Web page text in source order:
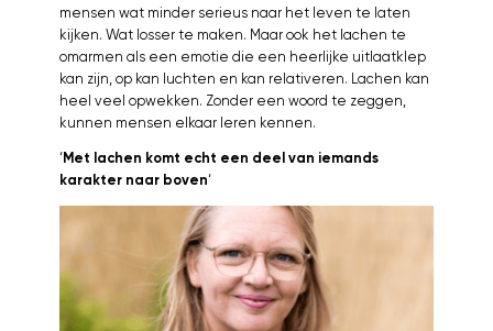
mensen wat minder serieus naar het leven te laten
kijken. Wat losser te maken. Maar ook het lachen te
omarmen als een emotie die een heerlijke uitlaatklep
kan zijn, op kan luchten en kan relativeren. Lachen kan
heel veel opwekken. Zonder een woord te zeggen,
kunnen mensen elkaar leren kennen.
‘Met lachen komt echt een deel van iemands
karakter naar boven‘